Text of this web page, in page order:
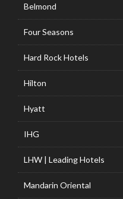
Belmond
Four Seasons
Hard Rock Hotels
Hilton
Hyatt
IHG
LHW | Leading Hotels
Mandarin Oriental